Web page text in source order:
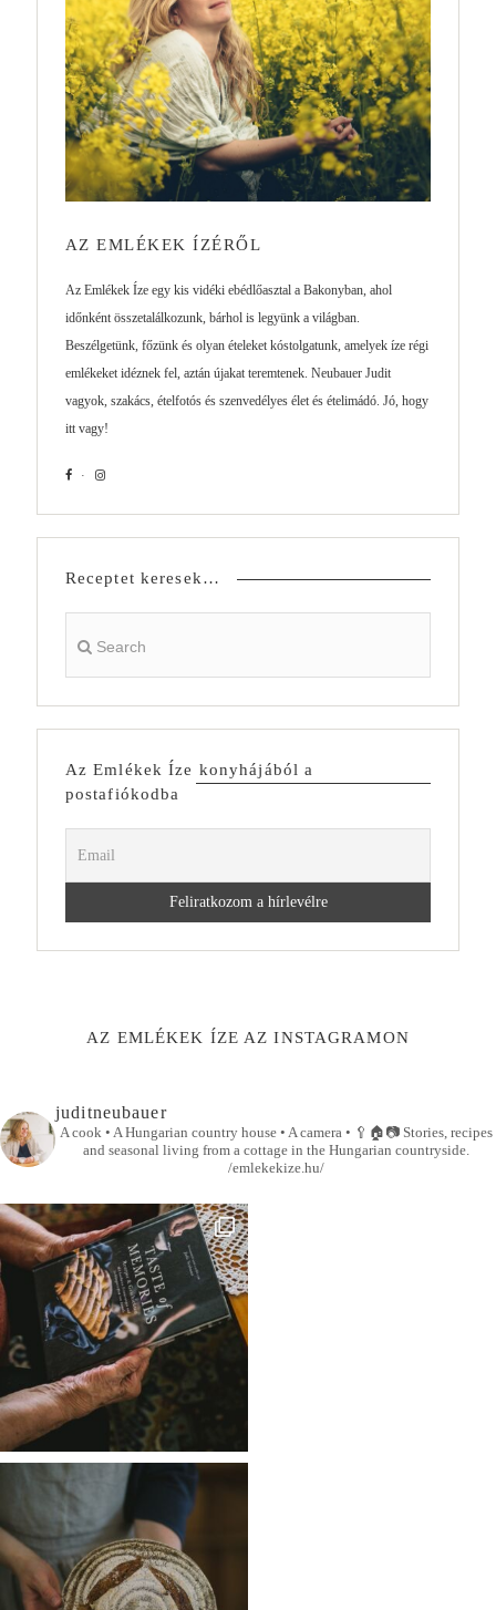
AZ EMLÉKEK ÍZÉRŐL
Az Emlékek Íze egy kis vidéki ebédlőasztal a Bakonyban, ahol
időnként összetalálkozunk, bárhol is legyünk a világban.
Beszélgetünk, főzünk és olyan ételeket kóstolgatunk, amelyek íze régi
emlékeket idéznek fel, aztán újakat teremtenek. Neubauer Judit
vagyok, szakács, ételfotós és szenvedélyes élet és ételimádó. Jó, hogy
itt vagy!
Receptet keresek…
Az Emlékek Íze konyhájából a
postafiókodba
AZ EMLÉKEK ÍZE AZ INSTAGRAMON
juditneubauer
A cook • A Hungarian country house • A camera • 🥄🏠📷Stories, recipes
and seasonal living from a cottage in the Hungarian countryside.
/emlekekize.hu/